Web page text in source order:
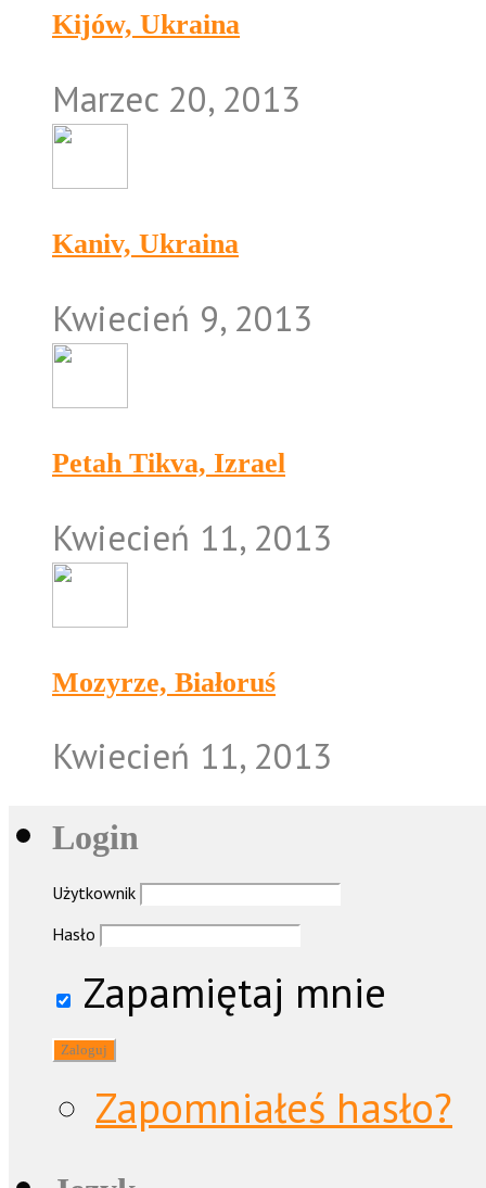
Kijów, Ukraina
Marzec 20, 2013
Kaniv, Ukraina
Kwiecień 9, 2013
Petah Tikva, Izrael
Kwiecień 11, 2013
Mozyrze, Białoruś
Kwiecień 11, 2013
Login
Użytkownik
Hasło
Zapamiętaj mnie
Zapomniałeś hasło?